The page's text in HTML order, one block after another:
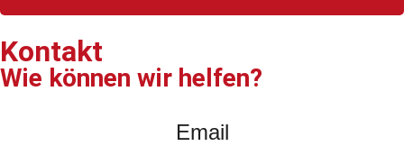
Kontakt
Wie können wir helfen?
Email